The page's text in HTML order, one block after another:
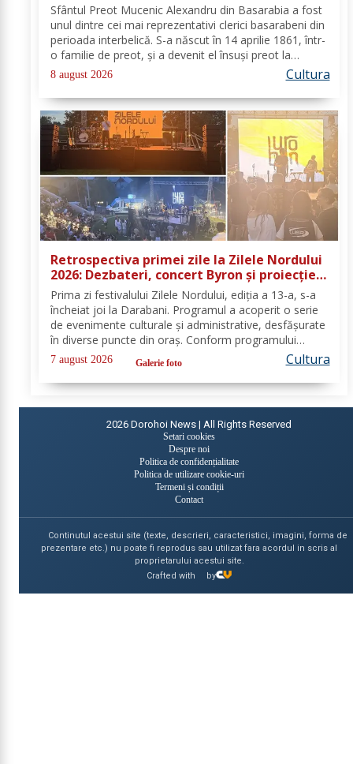
Sfântul Preot Mucenic Alexandru din Basarabia a fost
unul dintre cei mai reprezentativi clerici basarabeni din
perioada interbelică. S-a născut în 14 aprilie 1861, într-
o familie de preot, și a devenit el însuși preot la
Biserica „Aleksandr Nevski” din Călăraşi-sat, în
Republica Moldova de azi. A...
8 august 2026 Cultura
Retrospectiva primei zile la Zilele Nordului
2026: Dezbateri, concert Byron și proiecție
de film
Prima zi festivalului Zilele Nordului, ediția a 13-a, s-a
încheiat joi la Darabani. Programul a acoperit o serie
de evenimente culturale și administrative, desfășurate
în diverse puncte din oraș. Conform programului
oficial comunicat de Asociația Nord, mai jos se
regăsește sinteza activităților,...
7 august 2026 Galerie foto Cultura
2026 Dorohoi News | All Rights Reserved
Setari cookies
Despre noi
Politica de confidențialitate
Politica de utilizare cookie-uri
Termeni și condiții
Contact
Continutul acestui site (texte, descrieri, caracteristici, imagini, forma de
prezentare etc.) nu poate fi reprodus sau utilizat fara acordul in scris al
proprietarului acestui site.
Crafted with
by